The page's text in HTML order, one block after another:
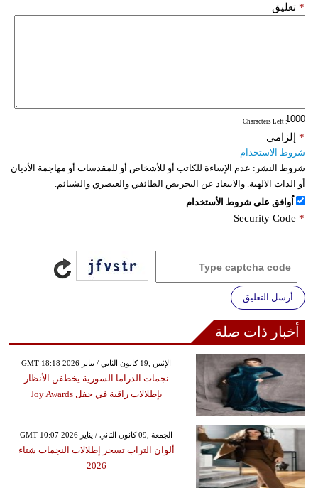
تعليق *
: Characters Left
إلزامي *
شروط الاستخدام
شروط النشر: عدم الإساءة للكاتب أو للأشخاص أو للمقدسات أو مهاجمة الأديان
أو الذات الالهية. والابتعاد عن التحريض الطائفي والعنصري والشتائم.
اُوافق على شروط الأستخدام
Security Code *
أرسل التعليق
أخبار ذات صلة
GMT 18:18 2026 الإثنين ,19 كانون الثاني / يناير
نجمات الدراما السورية يخطفن الأنظار
بإطلالات راقية في حفل Joy Awards
GMT 10:07 2026 الجمعة ,09 كانون الثاني / يناير
ألوان التراب تسحر إطلالات النجمات شتاء
2026